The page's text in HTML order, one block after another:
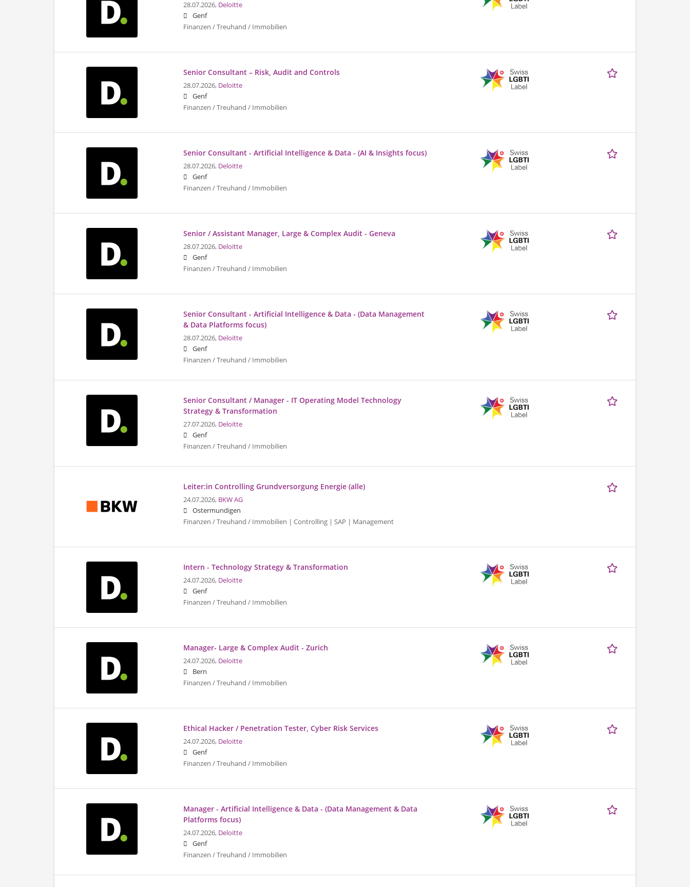
28.07.2026, Deloitte
Genf
Finanzen / Treuhand / Immobilien
Senior Consultant – Risk, Audit and Controls
28.07.2026, Deloitte
Genf
Finanzen / Treuhand / Immobilien
Senior Consultant - Artificial Intelligence & Data - (AI & Insights focus)
28.07.2026, Deloitte
Genf
Finanzen / Treuhand / Immobilien
Senior / Assistant Manager, Large & Complex Audit - Geneva
28.07.2026, Deloitte
Genf
Finanzen / Treuhand / Immobilien
Senior Consultant - Artificial Intelligence & Data - (Data Management
& Data Platforms focus)
28.07.2026, Deloitte
Genf
Finanzen / Treuhand / Immobilien
Senior Consultant / Manager - IT Operating Model Technology
Strategy & Transformation
27.07.2026, Deloitte
Genf
Finanzen / Treuhand / Immobilien
Leiter:in Controlling Grundversorgung Energie (alle)
24.07.2026, BKW AG
Ostermundigen
Finanzen / Treuhand / Immobilien | Controlling | SAP | Management
Intern - Technology Strategy & Transformation
24.07.2026, Deloitte
Genf
Finanzen / Treuhand / Immobilien
Manager- Large & Complex Audit - Zurich
24.07.2026, Deloitte
Bern
Finanzen / Treuhand / Immobilien
Ethical Hacker / Penetration Tester, Cyber Risk Services
24.07.2026, Deloitte
Genf
Finanzen / Treuhand / Immobilien
Manager - Artificial Intelligence & Data - (Data Management & Data
Platforms focus)
24.07.2026, Deloitte
Genf
Finanzen / Treuhand / Immobilien